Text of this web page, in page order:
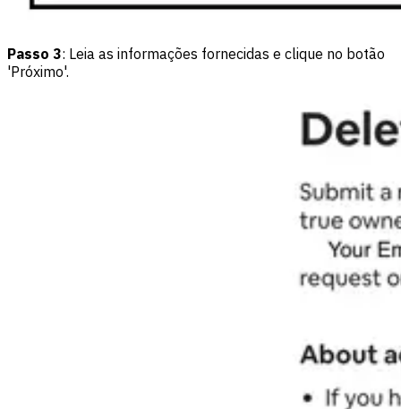
Passo 3: Leia as informações fornecidas e clique no botão
'Próximo'.